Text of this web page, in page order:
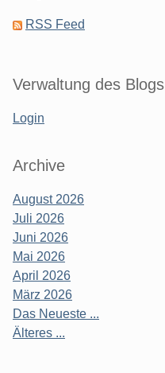
RSS Feed
Verwaltung des Blogs
Login
Archive
August 2026
Juli 2026
Juni 2026
Mai 2026
April 2026
März 2026
Das Neueste ...
Älteres ...